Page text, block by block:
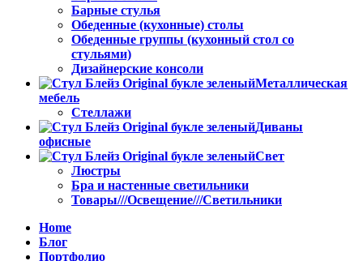
Барные стулья
Обеденные (кухонные) столы
Обеденные группы (кухонный стол со
стульями)
Дизайнерские консоли
Металлическая
мебель
Стеллажи
Диваны
офисные
Свет
Люстры
Бра и настенные светильники
Товары///Освещение///Светильники
Home
Блог
Портфолио